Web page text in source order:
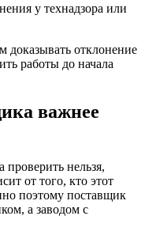
у технадзора или
доказывать отклонение
работы до начала
важнее
проверить нельзя,
от того, кто этот
поэтому поставщик
а заводом с